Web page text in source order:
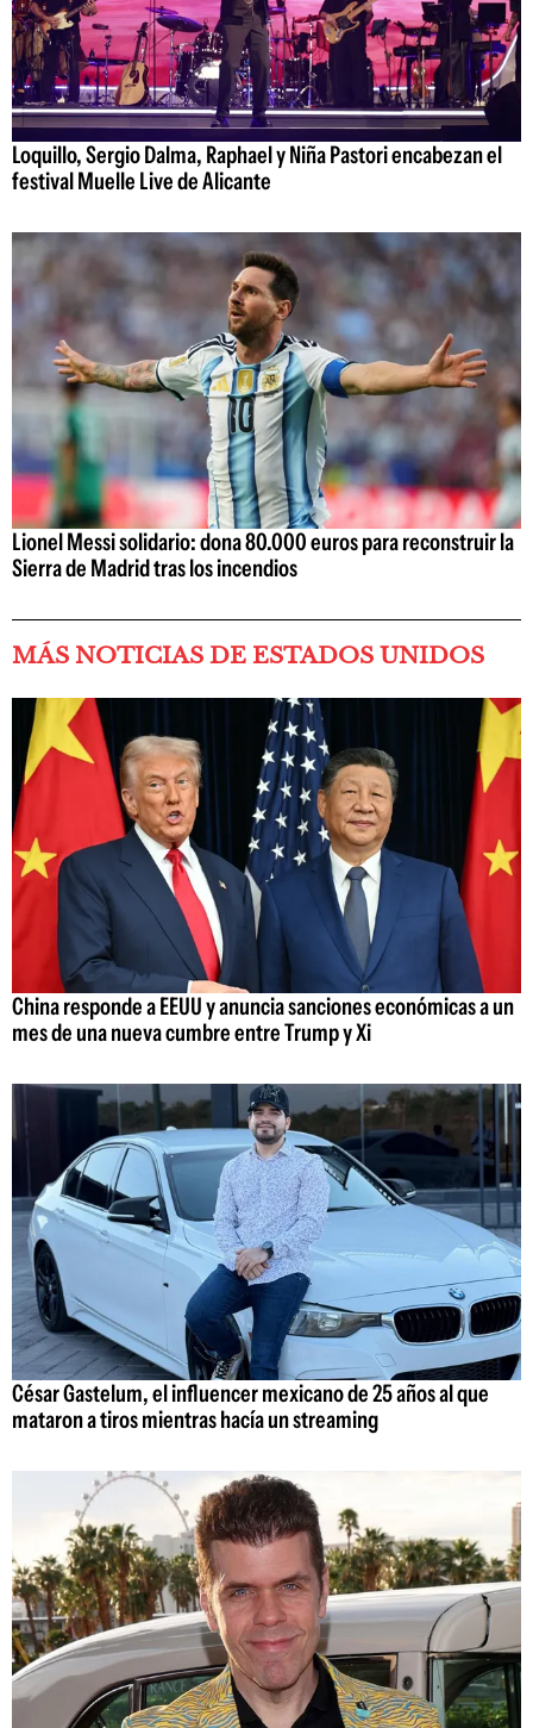
Loquillo, Sergio Dalma, Raphael y Niña Pastori encabezan el
festival Muelle Live de Alicante
Lionel Messi solidario: dona 80.000 euros para reconstruir la
Sierra de Madrid tras los incendios
MÁS NOTICIAS DE ESTADOS UNIDOS
China responde a EEUU y anuncia sanciones económicas a un
mes de una nueva cumbre entre Trump y Xi
César Gastelum, el influencer mexicano de 25 años al que
mataron a tiros mientras hacía un streaming